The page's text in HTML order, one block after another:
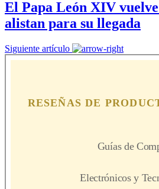
El Papa León XIV vuelve
alistan para su llegada
Siguiente artículo